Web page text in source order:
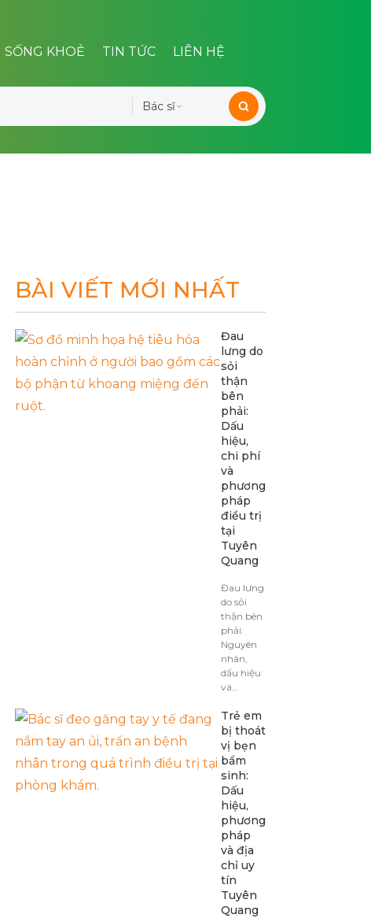
SỐNG KHOẺ TIN TỨC LIÊN HỆ
Bác sĩ
BÀI VIẾT MỚI NHẤT
Đau
lưng do
sỏi
thận
bên
phải:
Dấu
hiệu,
chi phí
và
phương
pháp
điều trị
tại
Tuyên
Quang
Đau lưng
do sỏi
thận bên
phải:
Nguyên
nhân,
dấu hiệu
và…
Trẻ em
bị thoát
vị bẹn
bẩm
sinh:
Dấu
hiệu,
phương
pháp
và địa
chỉ uy
tín
Tuyên
Quang